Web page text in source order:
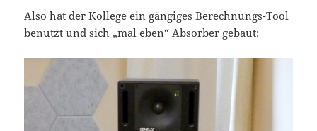
Also hat der Kollege ein gängigesBerechnungs-Tool
benutzt und sich „mal eben“ Absorber gebaut: